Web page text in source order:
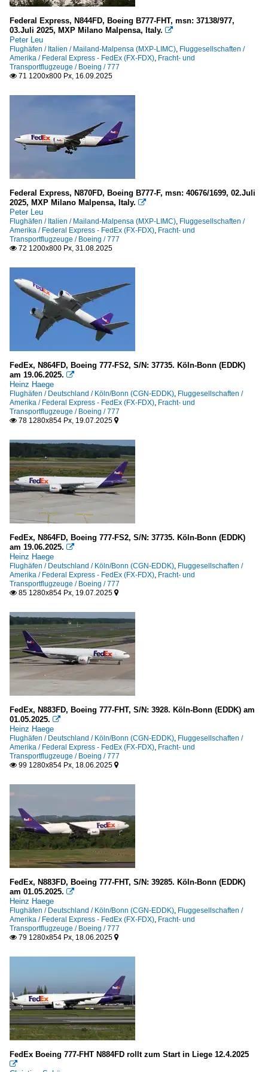
Amerika
Avianca S.A. (AV-AVA)
Flughäfen
China
Deutschland
Berlin-Schönefeld (SXF-EDDB)
Hamburg "Helmut Schmidt" (HAM-EDDH)
Köln/Bonn (CGN-EDDK)
Frankreich
Italien
Japan
Niederlande
Amsterdam-Schiphol (AMS-EHAM)
Wien-Schwechat (VIE-LOWW)
Schweiz
Basel-Mülhausen (BSL-LSZM / MLH-LFSB )
Singapur
Singapur-Changi (SIN-WSSS)
Thailand
Albany ~New York~ (ALB-KALB)
Fracht- und Transportflugzeuge
Airbus
ATR (Avions de Transport Regional)
42/72F
Boeing
737
757
767
Boeing (McDonnell Douglas)
MD-11F
McDonnell Douglas
2011
2012
2013
2014
2018
2020
2021
2022
2025
Federal Express, N844FD, Boeing B777-FHT, msn: 37138/977,
03.Juli 2025, MXP Milano Malpensa, Italy. 
Peter Leu
Flughäfen / Italien / Mailand-Malpensa (MXP-LIMC), Fluggesellschaften /
Amerika / Federal Express - FedEx (FX-FDX), Fracht- und
Transportflugzeuge / Boeing / 777
 71 1200x800 Px, 16.09.2025
Federal Express, N870FD, Boeing B777-F, msn: 40676/1699, 02.Juli
2025, MXP Milano Malpensa, Italy. 
Peter Leu
Flughäfen / Italien / Mailand-Malpensa (MXP-LIMC), Fluggesellschaften /
Amerika / Federal Express - FedEx (FX-FDX), Fracht- und
Transportflugzeuge / Boeing / 777
 72 1200x800 Px, 31.08.2025
FedEx, N864FD, Boeing 777-FS2, S/N: 37735. Köln-Bonn (EDDK)
am 19.06.2025. 
Heinz Haege
Flughäfen / Deutschland / Köln/Bonn (CGN-EDDK), Fluggesellschaften /
Amerika / Federal Express - FedEx (FX-FDX), Fracht- und
Transportflugzeuge / Boeing / 777
 78 1280x854 Px, 19.07.2025 
FedEx, N864FD, Boeing 777-FS2, S/N: 37735. Köln-Bonn (EDDK)
am 19.06.2025. 
Heinz Haege
Flughäfen / Deutschland / Köln/Bonn (CGN-EDDK), Fluggesellschaften /
Amerika / Federal Express - FedEx (FX-FDX), Fracht- und
Transportflugzeuge / Boeing / 777
 85 1280x854 Px, 19.07.2025 
FedEx, N883FD, Boeing 777-FHT, S/N: 3928. Köln-Bonn (EDDK) am
01.05.2025. 
Heinz Haege
Flughäfen / Deutschland / Köln/Bonn (CGN-EDDK), Fluggesellschaften /
Amerika / Federal Express - FedEx (FX-FDX), Fracht- und
Transportflugzeuge / Boeing / 777
 99 1280x854 Px, 18.06.2025 
FedEx, N883FD, Boeing 777-FHT, S/N: 39285. Köln-Bonn (EDDK)
am 01.05.2025. 
Heinz Haege
Flughäfen / Deutschland / Köln/Bonn (CGN-EDDK), Fluggesellschaften /
Amerika / Federal Express - FedEx (FX-FDX), Fracht- und
Transportflugzeuge / Boeing / 777
 79 1280x854 Px, 18.06.2025 
FedEx Boeing 777-FHT N884FD rollt zum Start in Liege 12.4.2025
